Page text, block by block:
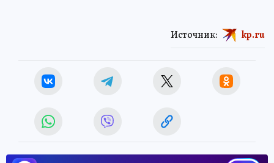
Источник: kp.ru